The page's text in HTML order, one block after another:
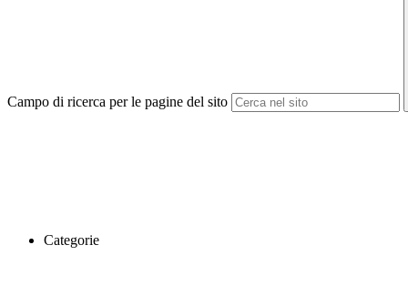
Campo di ricerca per le pagine del sito
Categorie